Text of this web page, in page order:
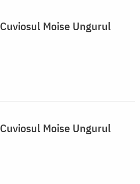
Cuviosul Moise Ungurul
Cuviosul Moise Ungurul